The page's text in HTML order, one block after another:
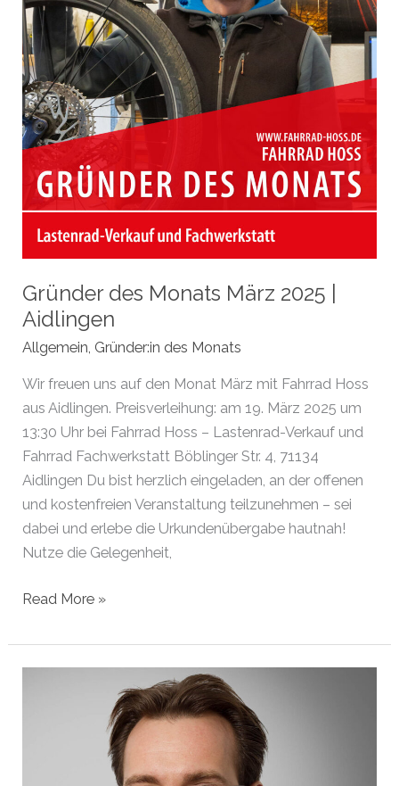
Gründer des Monats März 2025 |
Aidlingen
Allgemein Gründer:in des Monats
Wir freuen uns auf den Monat März mit Fahrrad Hoss
aus Aidlingen. Preisverleihung: am 19. März 2025 um
13:30 Uhr bei Fahrrad Hoss – Lastenrad-Verkauf und
Fahrrad Fachwerkstatt Böblinger Str. 4, 71134
Aidlingen Du bist herzlich eingeladen, an der offenen
und kostenfreien Veranstaltung teilzunehmen – sei
dabei und erlebe die Urkundenübergabe hautnah!
Nutze die Gelegenheit,
Gründer
Monats
März
Read More »